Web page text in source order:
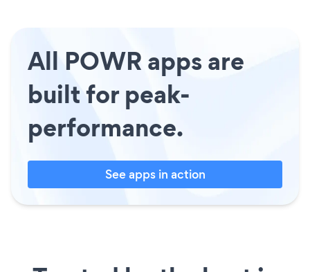
All POWR apps are
built for peak-
performance.
See apps in action